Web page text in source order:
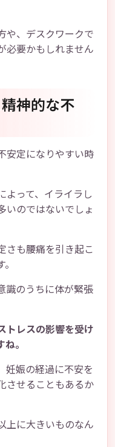
や、デスクワークで
必要かもしれません
神的な不
安定になりやすい時
よって、イライラし
いのではないでしょ
さも腰痛を引き起こ
識のうちに体が緊張
トレスの影響を受け
。
妊娠の経過に不安を
させることもあるか
上に大きいものなん